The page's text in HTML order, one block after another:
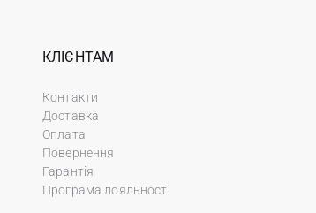
КЛІЄНТАМ
Контакти
Доставка
Оплата
Повернення
Гарантія
Програма лояльності